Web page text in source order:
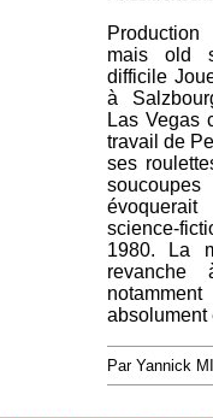
mais old
difficile
à
Las Vegas
travail de
ses
science-
1980. La
absolument
Par Yannick